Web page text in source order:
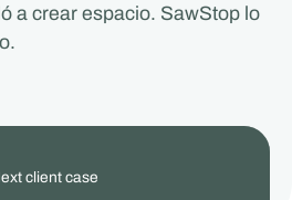
a crear espacio. SawStop lo
client case